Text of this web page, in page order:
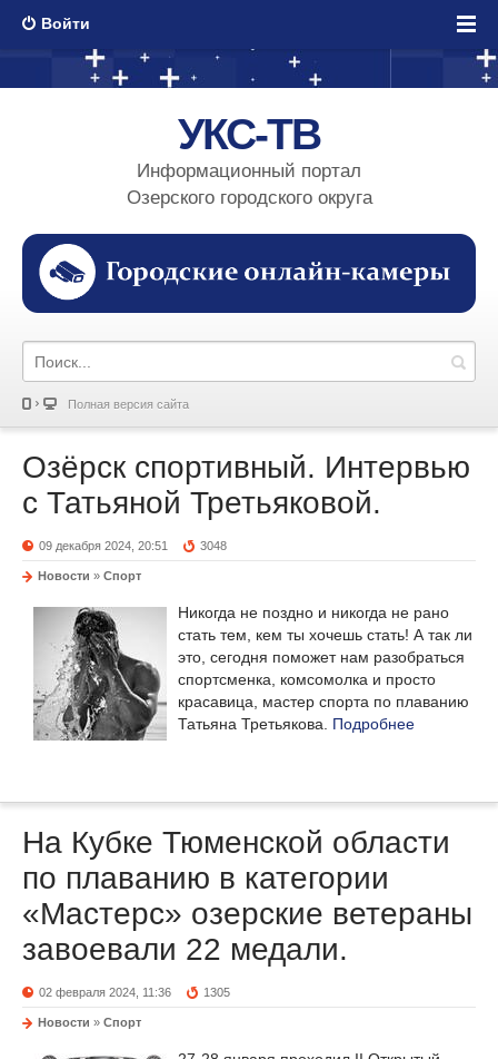
Войти
УКС-ТВ
Информационный портал
Озерского городского округа
Полная версия сайта
Озёрск спортивный. Интервью
с Татьяной Третьяковой.
09 декабря 2024, 20:51 3048
Новости » Спорт
Никогда не поздно и никогда не рано
стать тем, кем ты хочешь стать! А так ли
это, сегодня поможет нам разобраться
спортсменка, комсомолка и просто
красавица, мастер спорта по плаванию
Татьяна Третьякова. Подробнее
На Кубке Тюменской области
по плаванию в категории
«Мастерс» озерские ветераны
завоевали 22 медали.
02 февраля 2024, 11:36 1305
Новости » Спорт